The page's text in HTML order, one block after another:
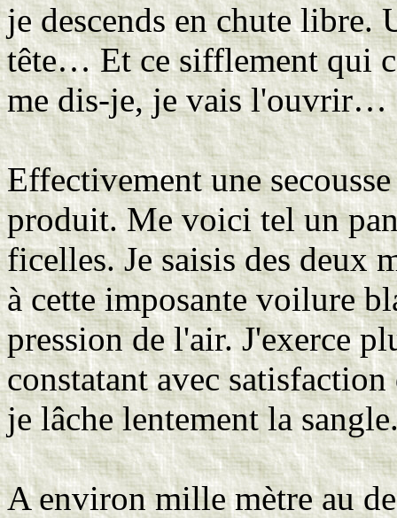
je descends en chute libre.
tête… Et ce sifflement qui
me dis-je, je vais l'ouvrir…
Effectivement une
produit. Me voici tel un
ficelles. Je saisis des deux
à cette imposante voilure
pression de l'air. J'exerce
constatant avec
je lâche lentement la
A environ mille mètre au